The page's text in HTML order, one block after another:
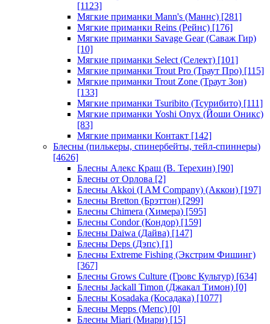
[1123]
Мягкие приманки Mann's (Маннс) [281]
Мягкие приманки Reins (Рейнс) [176]
Мягкие приманки Savage Gear (Саваж Гир)
[10]
Мягкие приманки Select (Селект) [101]
Мягкие приманки Trout Pro (Траут Про) [115]
Мягкие приманки Trout Zone (Траут Зон)
[133]
Мягкие приманки Tsuribito (Тсурибито) [111]
Мягкие приманки Yoshi Onyx (Йоши Оникс)
[83]
Мягкие приманки Контакт [142]
Блесны (пилькеры, спинербейты, тейл-спиннеры)
[4626]
Блесны Алекс Краш (В. Терехин) [90]
Блесны от Орлова [2]
Блесны Akkoi (I AM Company) (Аккои) [197]
Блесны Bretton (Брэттон) [299]
Блесны Chimera (Химера) [595]
Блесны Condor (Кондор) [159]
Блесны Daiwa (Дайва) [147]
Блесны Deps (Дэпс) [1]
Блесны Extreme Fishing (Экстрим Фишинг)
[367]
Блесны Grows Culture (Гровс Культур) [634]
Блесны Jackall Timon (Джакал Тимон) [0]
Блесны Kosadaka (Косадака) [1077]
Блесны Mepps (Мепс) [0]
Блесны Miari (Миари) [15]